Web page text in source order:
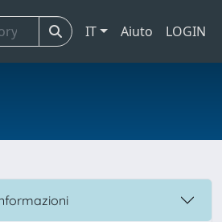
IT Aiuto LOGIN